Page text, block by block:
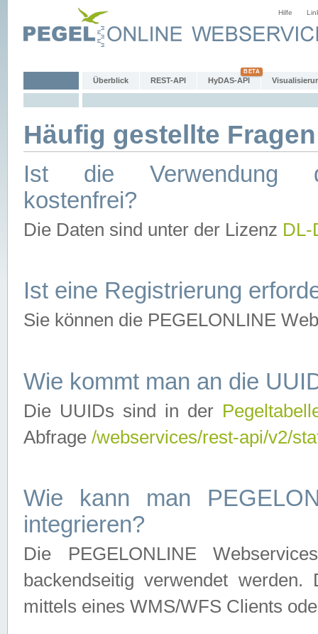
Hilfe
Überblick REST-API HyDAS-API
Häufig gestellte
Ist die Verwendung
kostenfrei?
Die Daten sind unter der Lizenz
Ist eine Registrierung
Sie können die PEGELONLINE
Wie kommt man an die
Die UUIDs sind in der
Abfrage /webservices/rest-api/v2/
Wie kann man
integrieren?
Die PEGELONLINE
backendseitig verwendet
mittels eines WMS/WFS Clients